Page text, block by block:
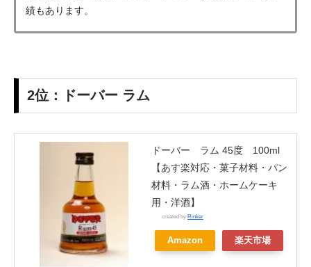
績もあります。
2位：ドーバー ラム
ドーバー ラム 45度 100ml
【あす楽対応・菓子材料・パン
材料・ラム酒・ホームケーキ
用・洋酒】
created by Rinker
Amazon 楽天市場